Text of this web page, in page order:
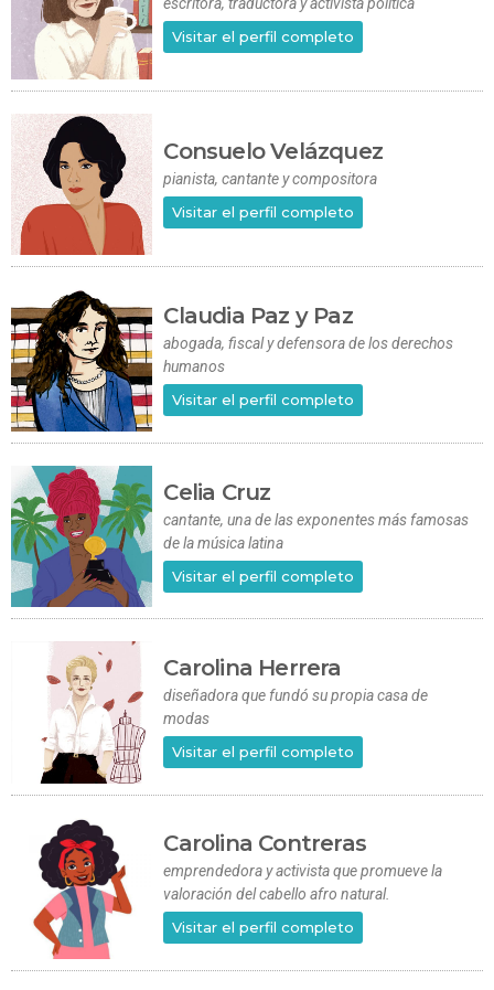
Visitar el perfil completo
Consuelo Velázquez
pianista, cantante y compositora
Visitar el perfil completo
Claudia Paz y Paz
abogada, fiscal y defensora de los derechos
humanos
Visitar el perfil completo
Celia Cruz
cantante, una de las exponentes más famosas
de la música latina
Visitar el perfil completo
Carolina Herrera
diseñadora que fundó su propia casa de
modas
Visitar el perfil completo
Carolina Contreras
emprendedora y activista que promueve la
valoración del cabello afro natural.
Visitar el perfil completo